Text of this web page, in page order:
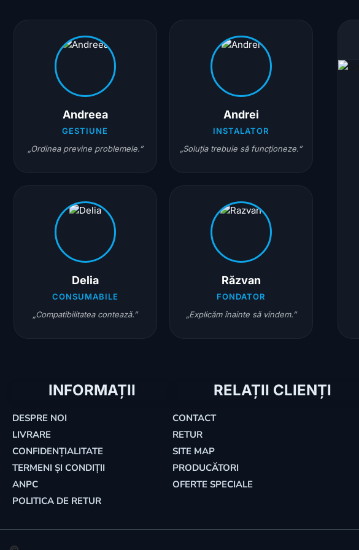
Andreea
GESTIUNE
„Ordinea previne problemele.”
Andrei
INSTALATOR
„Soluția trebuie să funcționeze.”
Delia
CONSUMABILE
„Compatibilitatea contează.”
Răzvan
FONDATOR
„Explicăm înainte să vindem.”
INFORMAȚII
DESPRE NOI
LIVRARE
CONFIDENȚIALITATE
TERMENI ȘI CONDIȚII
ANPC
POLITICA DE RETUR
RELAȚII CLIENȚI
CONTACT
RETUR
SITE MAP
PRODUCĂTORI
OFERTE SPECIALE